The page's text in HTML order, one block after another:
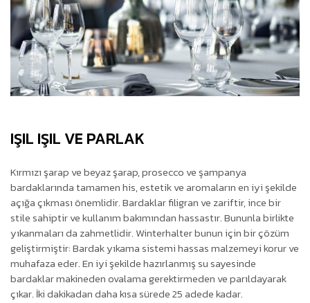
IŞIL IŞIL VE PARLAK
Kırmızı şarap ve beyaz şarap, prosecco ve şampanya
bardaklarında tamamen his, estetik ve aromaların en iyi şekilde
açığa çıkması önemlidir. Bardaklar filigran ve zariftir, ince bir
stile sahiptir ve kullanım bakımından hassastır. Bununla birlikte
yıkanmaları da zahmetlidir. Winterhalter bunun için bir çözüm
geliştirmiştir: Bardak yıkama sistemi hassas malzemeyi korur ve
muhafaza eder. En iyi şekilde hazırlanmış su sayesinde
bardaklar makineden ovalama gerektirmeden ve parıldayarak
çıkar. İki dakikadan daha kısa sürede 25 adede kadar.